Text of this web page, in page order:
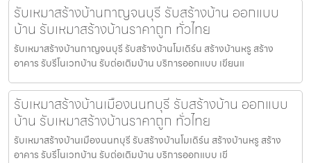
รับเหมาสร้างบ้านกาญจนบุรี รับสร้างบ้าน ออกแบบ
บ้าน รับเหมาสร้างบ้านราคาถูก ทั่วไทย
รับเหมาสร้างบ้านกาญจนบุรี รับสร้างบ้านโมเดิร์น สร้างบ้านหรู สร้าง
อาคาร รับรีโนเวทบ้าน รับต่อเติมบ้าน บริการออกแบบ เขียนแ
รับเหมาสร้างบ้านเมืองนนทบุรี รับสร้างบ้าน ออกแบบ
บ้าน รับเหมาสร้างบ้านราคาถูก ทั่วไทย
รับเหมาสร้างบ้านเมืองนนทบุรี รับสร้างบ้านโมเดิร์น สร้างบ้านหรู สร้าง
อาคาร รับรีโนเวทบ้าน รับต่อเติมบ้าน บริการออกแบบ เขี